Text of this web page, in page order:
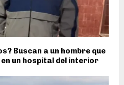
Buscan a un hombre que
un hospital del interior